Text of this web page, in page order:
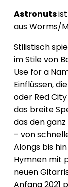
Astronuts
aus Worms/
Stilistisch
im Stile von
Use for a
Einflüssen,
oder Red
das breite
das den
– von
Alongs bis
Hymnen mit
neuen